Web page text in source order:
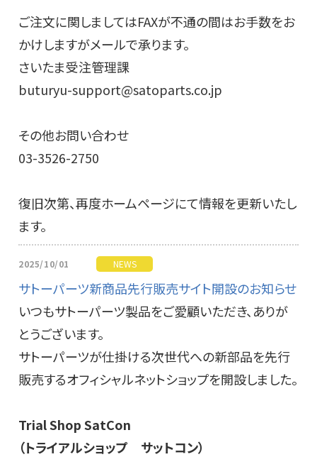
ご注文に関しましてはFAXが不通の間はお手数をお
かけしますがメールで承ります。
さいたま受注管理課
buturyu-support@satoparts.co.jp
その他お問い合わせ
03-3526-2750
復旧次第、再度ホームページにて情報を更新いたし
ます。
2025/10/01 NEWS
サトーパーツ新商品先行販売サイト開設のお知らせ
いつもサトーパーツ製品をご愛顧いただき、ありが
とうございます。
サトーパーツが仕掛ける次世代への新部品を先行
販売するオフィシャルネットショップを開設しました。
Trial Shop SatCon
（トライアルショップ サットコン）